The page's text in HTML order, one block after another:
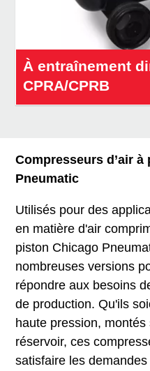
À entraînement
CPRA/CPRB
Compresseurs d’air
Pneumatic
Utilisés pour des
en matière d'air
piston Chicago
nombreuses versions
répondre aux besoins
de production. Qu'ils
haute pression,
réservoir, ces
satisfaire les